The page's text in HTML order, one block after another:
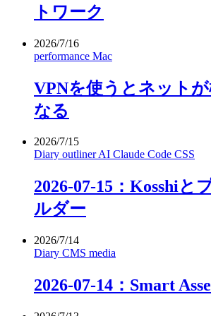
トワーク
2026/7/16
performance Mac
VPNを使うとネットが
なる
2026/7/15
Diary outlinerAI Claude Code CSS
2026-07-15：Kosshiと
ルダー
2026/7/14
Diary CMS media
2026-07-14：Smart